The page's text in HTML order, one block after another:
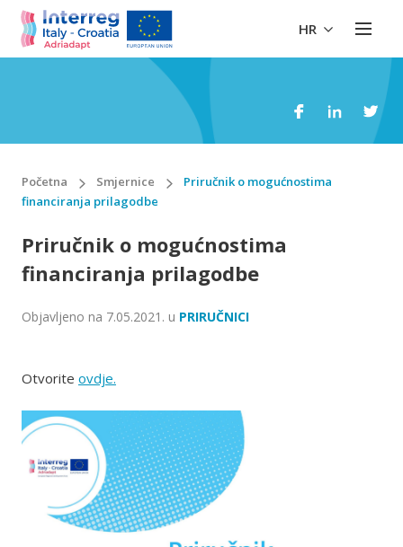
HR
Početna Smjernice
Priručnik o mogućnostima
financiranja prilagodbe
Priručnik o mogućnostima
financiranja prilagodbe
Objavljeno na 7.05.2021. u PRIRUČNICI
Otvorite ovdje.